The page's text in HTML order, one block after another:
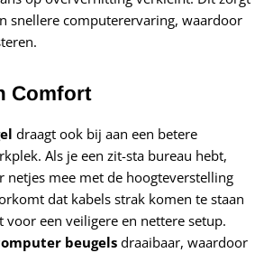
snellere computerervaring, waardoor
Comfort
draagt ook bij aan een betere
Als je een zit-sta bureau hebt,
netjes mee met de hoogteverstelling
dat kabels strak komen te staan
een veiligere en nettere setup.
beugelsdraaibaar, waardoor